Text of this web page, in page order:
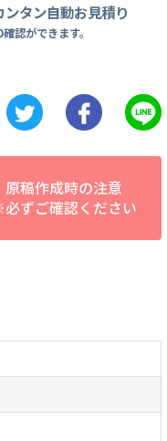
タン自動お見積り
認ができます。
原稿作成時の注意
ずご確認ください